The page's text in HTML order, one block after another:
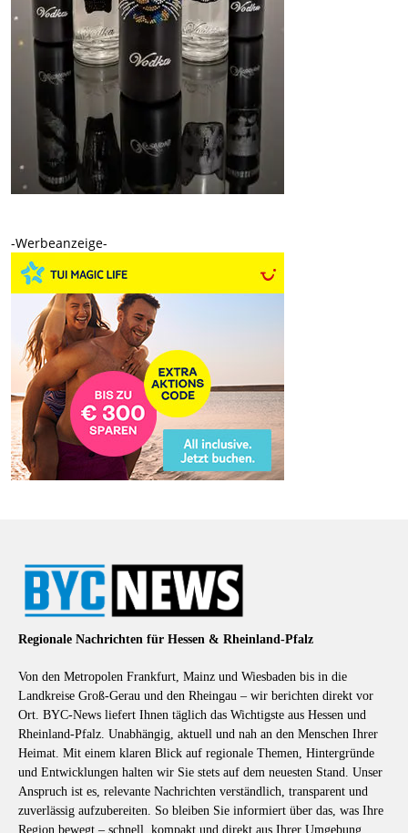
-Werbeanzeige-
Regionale Nachrichten für Hessen & Rheinland-Pfalz
Von den Metropolen Frankfurt, Mainz und Wiesbaden bis in die
Landkreise Groß-Gerau und den Rheingau – wir berichten direkt vor
Ort. BYC-News liefert Ihnen täglich das Wichtigste aus Hessen und
Rheinland-Pfalz. Unabhängig, aktuell und nah an den Menschen Ihrer
Heimat. Mit einem klaren Blick auf regionale Themen, Hintergründe
und Entwicklungen halten wir Sie stets auf dem neuesten Stand. Unser
Anspruch ist es, relevante Nachrichten verständlich, transparent und
zuverlässig aufzubereiten. So bleiben Sie informiert über das, was Ihre
Region bewegt – schnell, kompakt und direkt aus Ihrer Umgebung.